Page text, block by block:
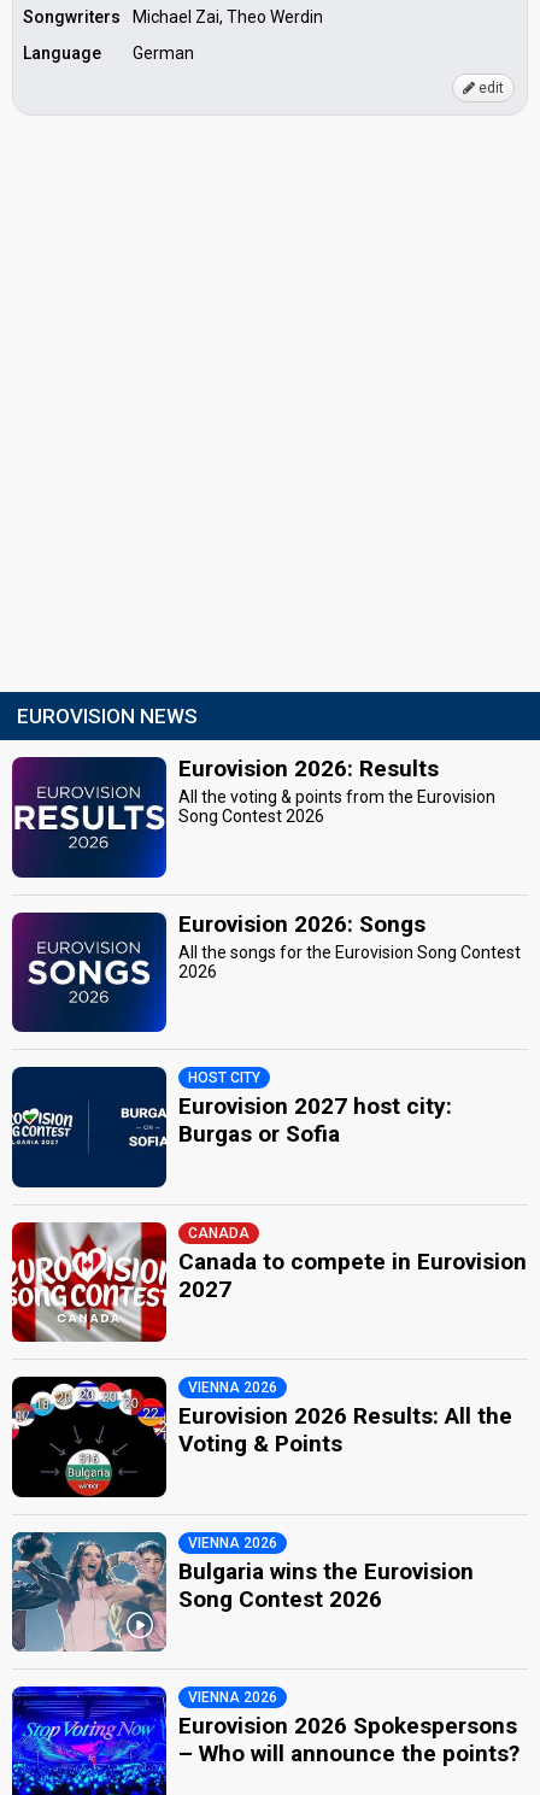
Songwriters
Michael Zai, Theo Werdin
Language
German
edit
EUROVISION NEWS
Eurovision 2026: Results
All the voting & points from the Eurovision
Song Contest 2026
Eurovision 2026: Songs
All the songs for the Eurovision Song Contest
2026
HOST CITY
Eurovision 2027 host city:
Burgas or Sofia
CANADA
Canada to compete in Eurovision
2027
VIENNA 2026
Eurovision 2026 Results: All the
Voting & Points
VIENNA 2026
Bulgaria wins the Eurovision
Song Contest 2026
VIENNA 2026
Eurovision 2026 Spokespersons
– Who will announce the points?